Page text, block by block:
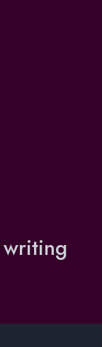
writing